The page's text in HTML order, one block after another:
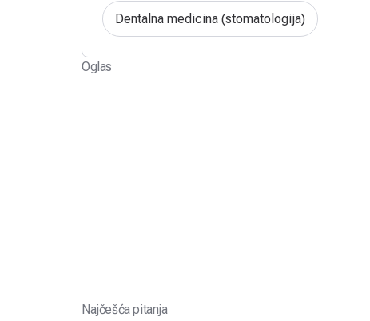
Dentalna medicina (stomatologija)
Oglas
Najčešća pitanja